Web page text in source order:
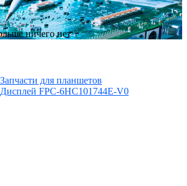
ничего нет
Запчасти для планшетов
Дисплей FPC-6HC101744E-V0